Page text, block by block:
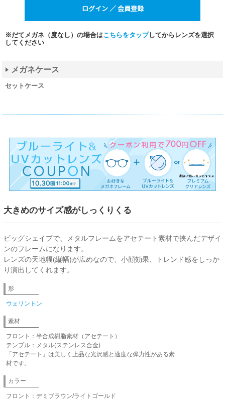
※だてメガネ（度なし）の場合はこちらをタップしてからレンズを選択
してください
メガネケース
セットケース
大きめのサイズ感がしっくりくる
ビッグシェイプで、メタルフレームをアセテート素材で挟んだデザイ
ンのフレームになります。
レンズの天地幅(縦幅)が広めなので、小顔効果、トレンド感をしっか
り演出してくれます。
形
ウェリントン
素材
フロント：半合成樹脂素材（アセテート）
テンプル：メタル(ステンレス合金)
「アセテート」は美しく上品な光沢感と適度な弾力性がある素
材です。
カラー
フロント：デミブラウン/ライトゴールド